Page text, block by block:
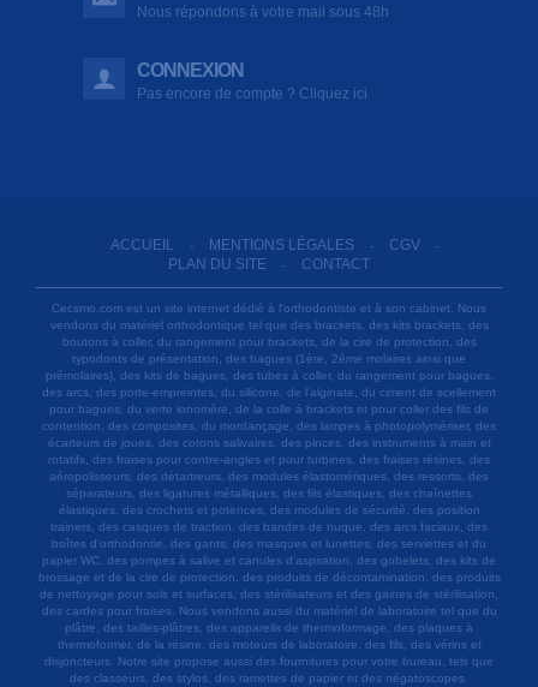
Nous répondons à votre mail sous 48h
CONNEXION
Pas encore de compte ? Cliquez ici
ACCUEIL - MENTIONS LÉGALES - CGV -
PLAN DU SITE - CONTACT
Cecsmo.com est un site internet dédié à l'orthodontiste et à son cabinet. Nous
vendons du matériel orthodontique tel que des brackets, des kits brackets, des
boutons à coller, du rangement pour brackets, de la cire de protection, des
typodonts de présentation, des bagues (1ère, 2ème molaires ainsi que
prémolaires), des kits de bagues, des tubes à coller, du rangement pour bagues,
des arcs, des porte-empreintes, du silicone, de l'alginate, du ciment de scellement
pour bagues, du verre ionomère, de la colle à brackets et pour coller des fils de
contention, des composites, du mordançage, des lampes à photopolymériser, des
écarteurs de joues, des cotons salivaires, des pinces, des instruments à main et
rotatifs, des fraises pour contre-angles et pour turbines, des fraises résines, des
aéropolisseurs, des détartreurs, des modules élastomériques, des ressorts, des
séparateurs, des ligatures métalliques, des fils élastiques, des chaînettes
élastiques, des crochets et potences, des modules de sécurité, des position
trainers, des casques de traction, des bandes de nuque, des arcs faciaux, des
boîtes d'orthodontie, des gants, des masques et lunettes, des serviettes et du
papier WC, des pompes à salive et canules d'aspiration, des gobelets, des kits de
brossage et de la cire de protection, des produits de décontamination, des produits
de nettoyage pour sols et surfaces, des stérilisateurs et des gaines de stérilisation,
des cardes pour fraises. Nous vendons aussi du matériel de laboratoire tel que du
plâtre, des tailles-plâtres, des appareils de thermoformage, des plaques à
thermoformer, de la résine, des moteurs de laboratoire, des fils, des vérins et
disjoncteurs. Notre site propose aussi des fournitures pour votre bureau, tels que
des classeurs, des stylos, des ramettes de papier et des négatoscopes.